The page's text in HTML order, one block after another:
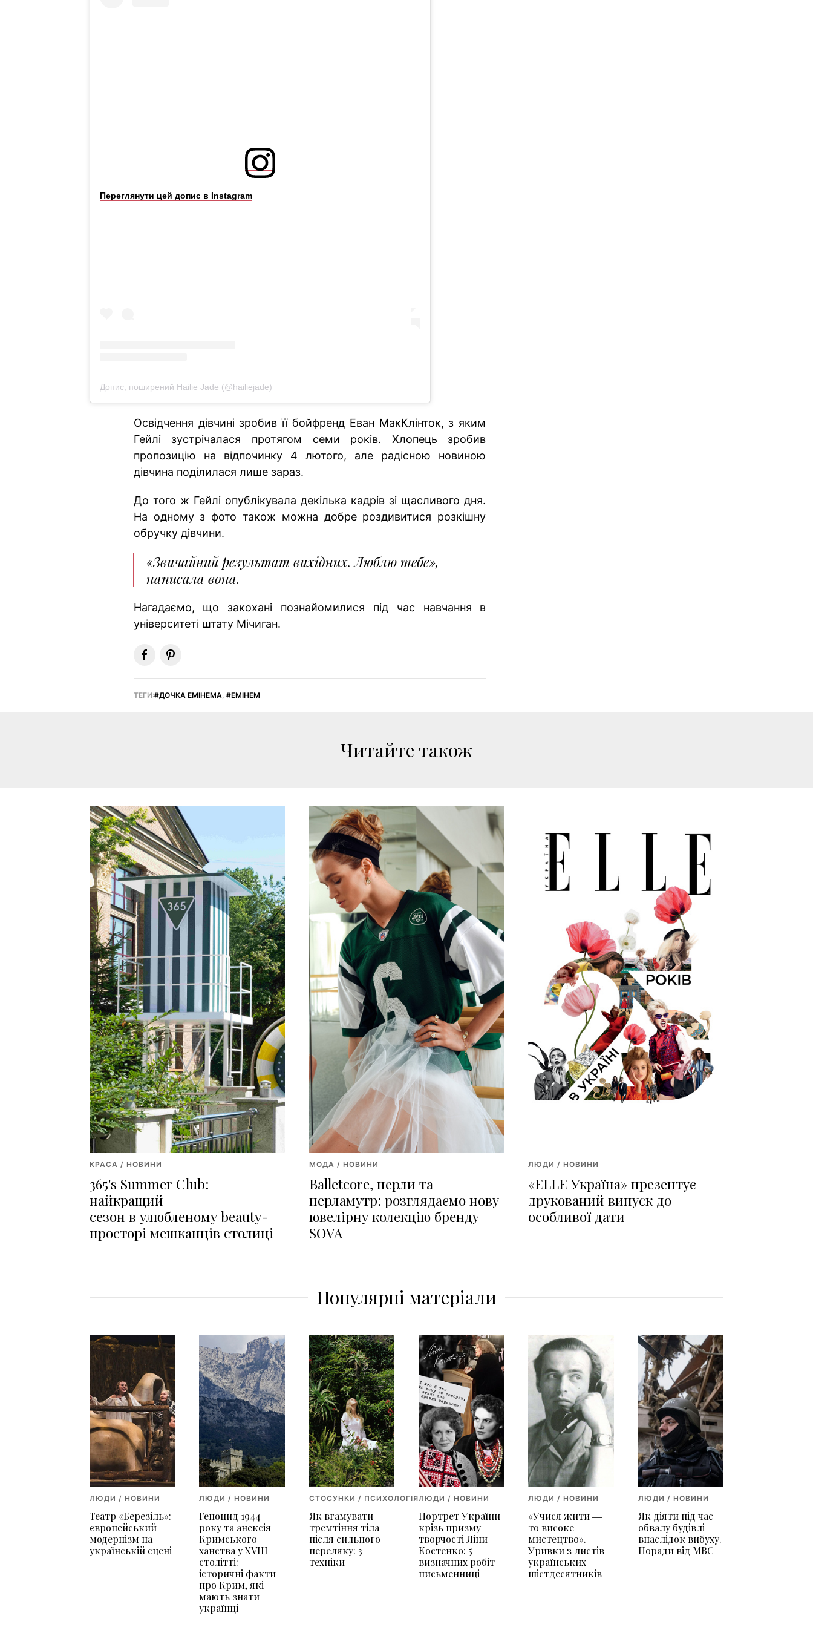
Переглянути цей допис в Instagram
Допис, поширений Hailie Jade (@hailiejade)
Освідчення дівчині зробив її бойфренд Еван МакКлінток, з яким
Гейлі зустрічалася протягом семи років. Хлопець зробив
пропозицію на відпочинку 4 лютого, але радісною новиною
дівчина поділилася лише зараз.
До того ж Гейлі опублікувала декілька кадрів зі щасливого дня.
На одному з фото також можна добре роздивитися розкішну
обручку дівчини.
«Звичайний результат вихідних. Люблю тебе», —
написала вона.
Нагадаємо, що закохані познайомилися під час навчання в
університеті штату Мічиган.
ТЕГИ: ДОЧКА ЕМІНЕМА ЕМІНЕМ
Читайте також
КРАСА / НОВИНИ
365's Summer Club:
найкращий
сезон в улюбленому beauty-
просторі мешканців столиці
МОДА / НОВИНИ
Balletcore, перли та
перламутр: розглядаємо нову
ювелірну колекцію бренду
SOVA
ЛЮДИ / НОВИНИ
«ELLE Україна» презентує
друкований випуск до
особливої дати
Популярні матеріали
ЛЮДИ / НОВИНИ
Театр «Березіль»:
європейський
модернізм на
українській сцені
ЛЮДИ / НОВИНИ
Геноцид 1944
року та анексія
Кримського
ханства у XVIII
столітті:
історичні факти
про Крим, які
мають знати
українці
СТОСУНКИ / ПСИХОЛОГІЯ
Як вгамувати
тремтіння тіла
після сильного
переляку: 3
техніки
ЛЮДИ / НОВИНИ
Портрет України
крізь призму
творчості Ліни
Костенко: 5
визначних робіт
письменниці
ЛЮДИ / НОВИНИ
«Учися жити ―
то високе
мистецтво».
Уривки з листів
українських
шістдесятників
ЛЮДИ / НОВИНИ
Як діяти під час
обвалу будівлі
внаслідок вибуху.
Поради від МВС